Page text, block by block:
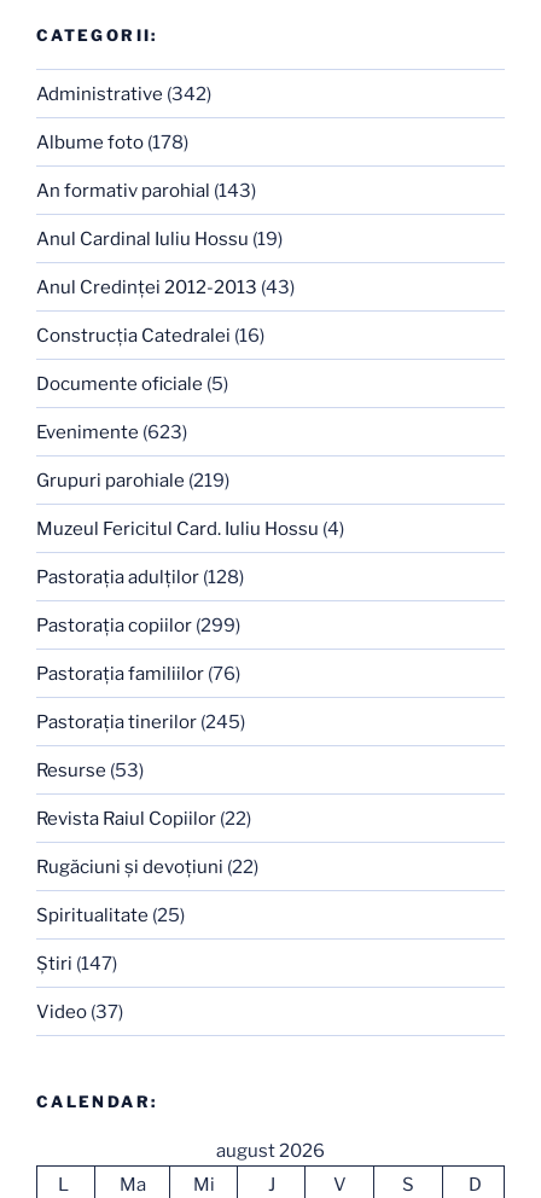
CATEGORII:
Administrative (342)
Albume foto (178)
An formativ parohial (143)
Anul Cardinal Iuliu Hossu (19)
Anul Credinţei 2012-2013 (43)
Construcţia Catedralei (16)
Documente oficiale (5)
Evenimente (623)
Grupuri parohiale (219)
Muzeul Fericitul Card. Iuliu Hossu (4)
Pastoraţia adulţilor (128)
Pastoraţia copiilor (299)
Pastoraţia familiilor (76)
Pastoraţia tinerilor (245)
Resurse (53)
Revista Raiul Copiilor (22)
Rugăciuni şi devoţiuni (22)
Spiritualitate (25)
Ştiri (147)
Video (37)
CALENDAR:
august 2026
L
Ma Mi J V S
D